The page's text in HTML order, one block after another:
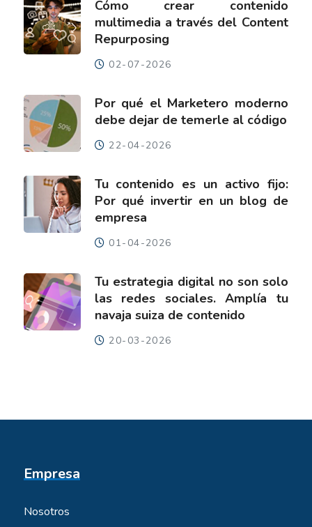
Cómo crear contenido
multimedia a través del Content
Repurposing
02-07-2026
Por qué el Marketero moderno
debe dejar de temerle al código
22-04-2026
Tu contenido es un activo fijo:
Por qué invertir en un blog de
empresa
01-04-2026
Tu estrategia digital no son solo
las redes sociales. Amplía tu
navaja suiza de contenido
20-03-2026
Empresa
Nosotros